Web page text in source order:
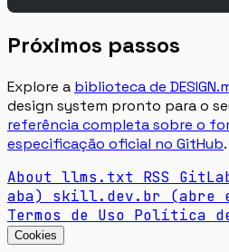
Próximos passos
Explore a biblioteca de
design system pronto para o
referência completa sobre o
especificação oficial no GitHub.
About llms.txt RSS
aba)
skill.dev.br (abre
Termos de Uso Política
Cookies